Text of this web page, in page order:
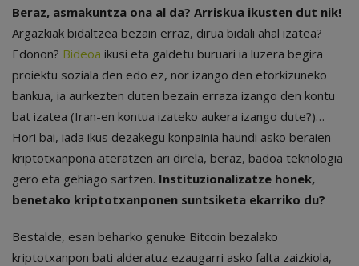
Beraz, asmakuntza ona al da? Arriskua ikusten dut nik!
Argazkiak bidaltzea bezain erraz, dirua bidali ahal izatea?
Edonon? Bideoa ikusi eta galdetu buruari ia luzera begira
proiektu soziala den edo ez, nor izango den etorkizuneko
bankua, ia aurkezten duten bezain erraza izango den kontu
bat izatea (Iran-en kontua izateko aukera izango dute?)…
Hori bai, iada ikus dezakegu konpainia haundi asko beraien
kriptotxanpona ateratzen ari direla, beraz, badoa teknologia
gero eta gehiago sartzen. Instituzionalizatze honek,
benetako kriptotxanponen suntsiketa ekarriko du?
Bestalde, esan beharko genuke Bitcoin bezalako
kriptotxanpon bati alderatuz ezaugarri asko falta zaizkiola,